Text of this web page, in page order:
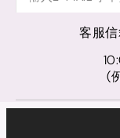
客服
(
© D+AF. 2024